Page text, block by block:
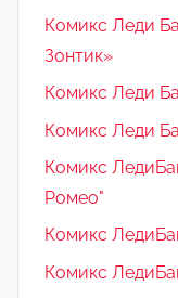
Комикс Леди
Зонтик»
Комикс Леди
Комикс Леди
Комикс
Ромео"
Комикс
Комикс